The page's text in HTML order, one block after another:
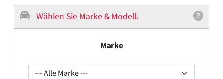
Wählen Sie Marke & Modell.
Marke
--- Alle Marke ---